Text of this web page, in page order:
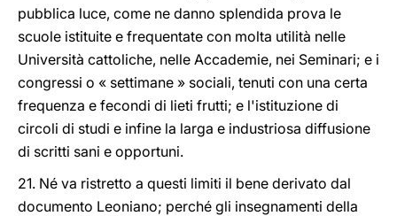
pubblica luce, come ne danno splendida prova le
scuole istituite e frequentate con molta utilità nelle
Università cattoliche, nelle Accademie, nei Seminari; e i
congressi o « settimane » sociali, tenuti con una certa
frequenza e fecondi di lieti frutti; e l'istituzione di
circoli di studi e infine la larga e industriosa diffusione
di scritti sani e opportuni.
21. Né va ristretto a questi limiti il bene derivato dal
documento Leoniano; perché gli insegnamenti della